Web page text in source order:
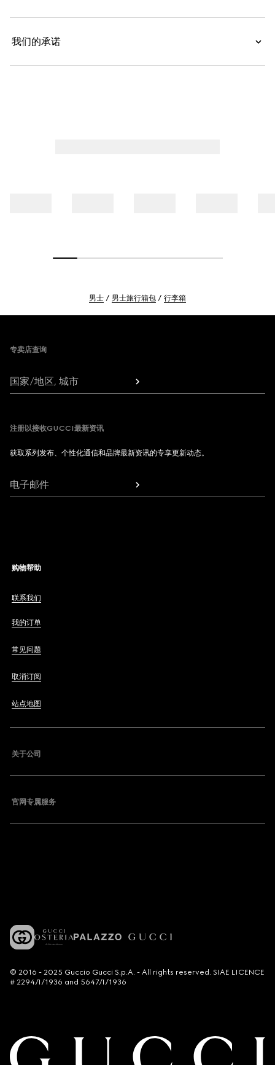
我们的承诺
男士 男士旅行箱包 行李箱
专卖店查询
国家/地区, 城市
注册以接收GUCCI最新资讯
获取系列发布、个性化通信和品牌最新资讯的专享更新动态。
电子邮件
购物帮助
联系我们
我的订单
常见问题
取消订阅
站点地图
关于公司
官网专属服务
© 2016 - 2025 Guccio Gucci S.p.A. - All rights reserved. SIAE LICENCE
# 2294/I/1936 and 5647/I/1936